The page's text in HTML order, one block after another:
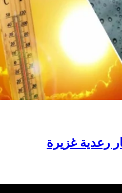
رعدية غزيرة